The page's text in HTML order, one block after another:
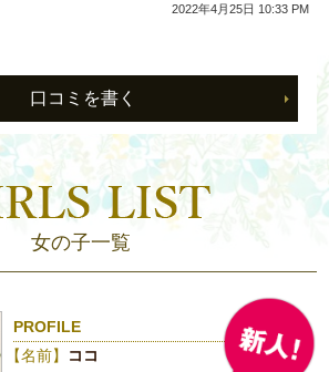
2022年4月25日 10:33 PM
口コミを書く
女の子一覧
PROFILE
【名前】 ココ